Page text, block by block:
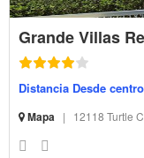
Grande Villas
Distancia Desde
Mapa | 12118 Turtle